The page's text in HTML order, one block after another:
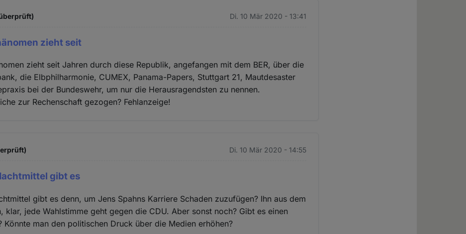
Di. 10 Mär 2020 - 13:41
zieht seit
zieht seit Jahren durch diese Republik, angefangen mit dem BER, über die
die Elbphilharmonie, CUMEX, Panama-Papers, Stuttgart 21, Mautdesaster
bei der Bundeswehr, um nur die Herausragendsten zu nennen.
zur Rechenschaft gezogen? Fehlanzeige!
Di. 10 Mär 2020 - 14:55
gibt es
gibt es denn, um Jens Spahns Karriere Schaden zuzufügen? Ihn aus dem
klar, jede Wahlstimme geht gegen die CDU. Aber sonst noch? Gibt es einen
Könnte man den politischen Druck über die Medien erhöhen?